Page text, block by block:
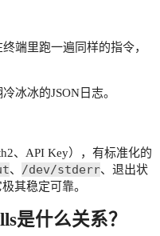
端里跑一遍同样的指令，
冰冰的JSON日志。
、API Key），有标准化的
、 /dev/stderr、退出状
其稳定可靠。
是什么关系？